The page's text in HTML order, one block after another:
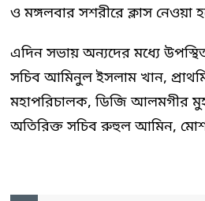
ও মঙ্গলবার সশরীরে ক্লাস নেওয়া
এদিন সভায় অন্যদের মধ্যে
সচিব আমিনুল ইসলাম খান,
মহাপরিচালক, ডিজি আলমগীর
অতিরিক্ত সচিব রুহুল আমিন,